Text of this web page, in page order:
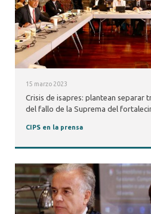
15 marzo 2023
Crisis de isapres: plantean separar
del fallo de la Suprema del
CIPS en la prensa